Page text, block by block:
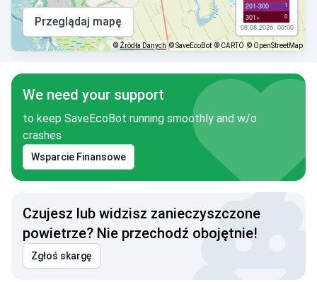
201-300 1
301+ 0
08.08.2026, 00:00
Przeglądaj mapę
©Źródła Danych © SaveEcoBot © CARTO © OpenStreetMap
We need your support
to keep SaveEcoBot running smoothly and w/o
crashes
Wsparcie Finansowe
Czujesz lub widzisz zanieczyszczone
powietrze? Nie przechodź obojętnie!
Zgłoś skargę